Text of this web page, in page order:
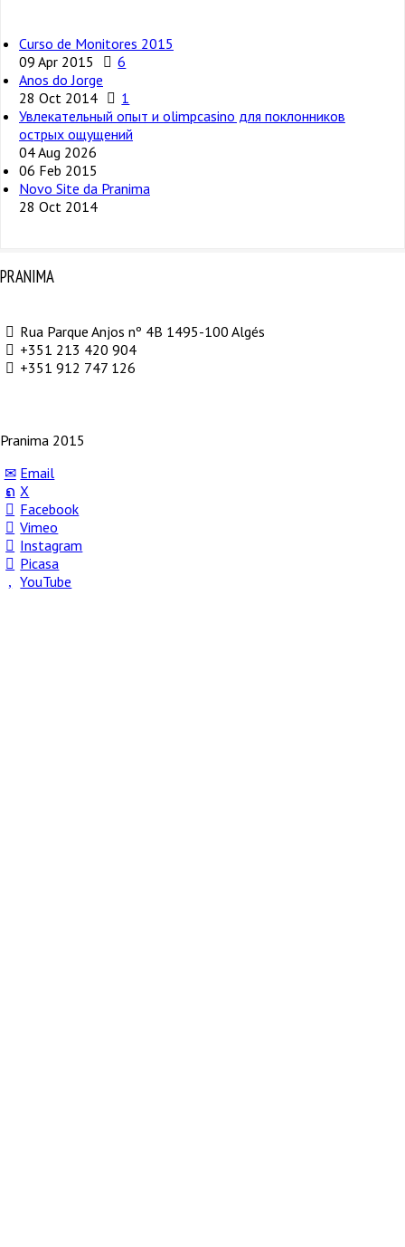
Curso de Monitores 2015
09 Apr 2015
6
Anos do Jorge
28 Oct 2014
1
Увлекательный опыт и olimpcasino для поклонников
острых ощущений
04 Aug 2026
06 Feb 2015
Novo Site da Pranima
28 Oct 2014
PRANIMA
Rua Parque Anjos nº 4B 1495-100 Algés
+351 213 420 904
+351 912 747 126
Pranima 2015
Email
X
Facebook
Vimeo
Instagram
Picasa
YouTube